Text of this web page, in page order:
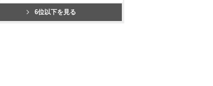
6位以下を見る